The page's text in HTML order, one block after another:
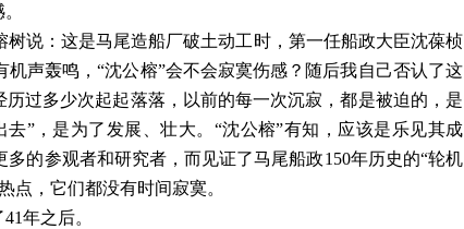
说：这是马尾造船厂破土动工时，第一任船政大臣沈葆桢
机声轰鸣，“沈公榕”会不会寂寞伤感？随后我自己否认了这
过多少次起起落落，以前的每一次沉寂，都是被迫的，是
”，是为了发展、壮大。“沈公榕”有知，应该是乐见其成
的参观者和研究者，而见证了马尾船政150年历史的“轮机
点，它们都没有时间寂寞。
年之后。